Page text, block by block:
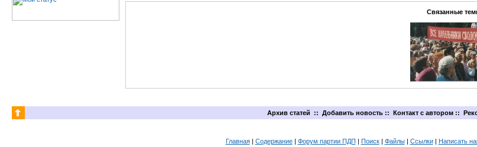
Связанные
Архив статей :: Добавить новость :: Контакт с автором ::
Главная| Содержание| Форум партии ПДП | Поиск| Файлы| Ссылки| Написать